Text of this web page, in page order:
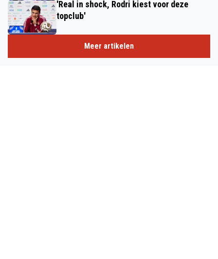
'Real in shock, Rodri kiest voor deze
topclub'
Meer artikelen